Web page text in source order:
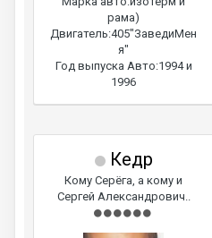
рама)
Двигатель:405"ЗаведиМен
я"
Год выпуска Авто:1994 и
1996
Кедр
Кому Серёга, а кому и
Сергей Александрович..